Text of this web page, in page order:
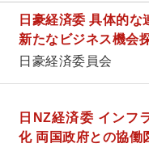
日豪経済委 具体的な
新たなビジネス機会
日豪経済委員会
日NZ経済委 インフ
化 両国政府との協働